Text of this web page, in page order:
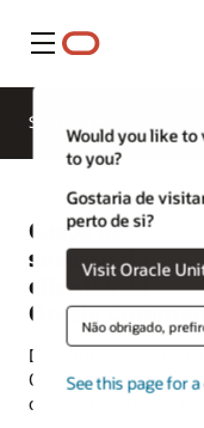
Menu
Would you like
to you?
Gostaria de
perto de si?
Visit Oracle
Não obrigado,
See this page for
Soluções
Casos de
sucesso de
clientes do
Oracle
Descubra como os
Oracle
oferecer a melhor